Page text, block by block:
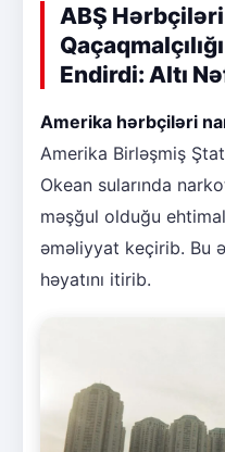
ABŞ
Endirdi: Altı
Amerika hərbçiləri
Amerika Birləşmiş
Okean sularında
məşğul olduğu
əməliyyat keçirib. Bu
həyatını itirib.